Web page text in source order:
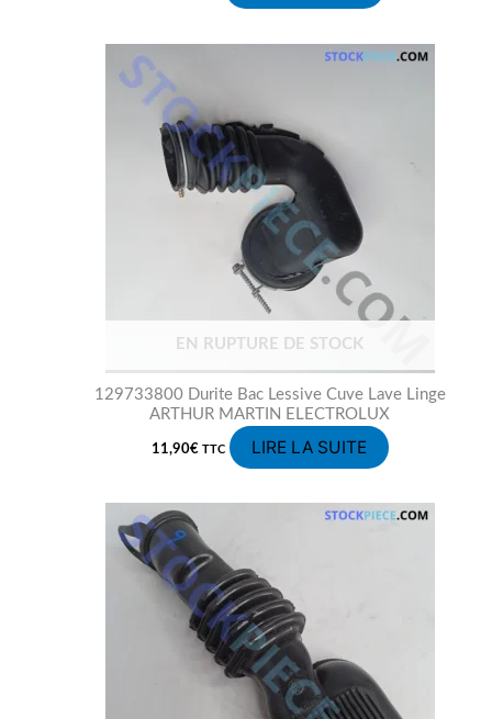
EN RUPTURE DE STOCK
129733800 Durite Bac Lessive Cuve Lave Linge
ARTHUR MARTIN ELECTROLUX
11,90€ TTC LIRE LA SUITE